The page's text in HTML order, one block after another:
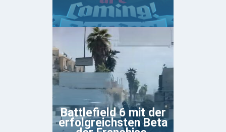
Battlefield 6 mit der
erfolgreichsten Beta